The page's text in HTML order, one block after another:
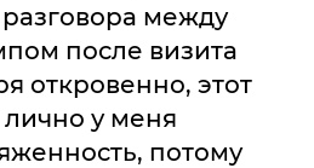
между
после визита
откровенно, этот
лично у меня
потому